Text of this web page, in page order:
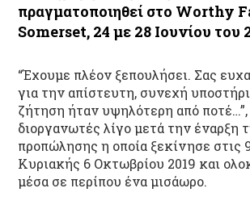
πραγματοποιηθεί στο Worthy
Somerset, 24 με 28 Ιουνίου του
“Έχουμε πλέον ξεπουλήσει. Σας
για την απίστευτη, συνεχή
ζήτηση ήταν υψηλότερη από
διοργανωτές λίγο μετά την έναρξη
προπώλησης η οποία ξεκίνησε στις
Κυριακής 6 Οκτωβρίου 2019 και
μέσα σε περίπου ένα μισάωρο.